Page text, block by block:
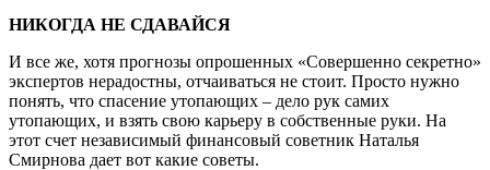
НИКОГДА НЕ СДАВАЙСЯ
И все же, хотя прогнозы опрошенных «Совершенно секретно»
экспертов нерадостны, отчаиваться не стоит. Просто нужно
понять, что спасение утопающих – дело рук самих
утопающих, и взять свою карьеру в собственные руки. На
этот счет независимый финансовый советник Наталья
Смирнова дает вот какие советы.